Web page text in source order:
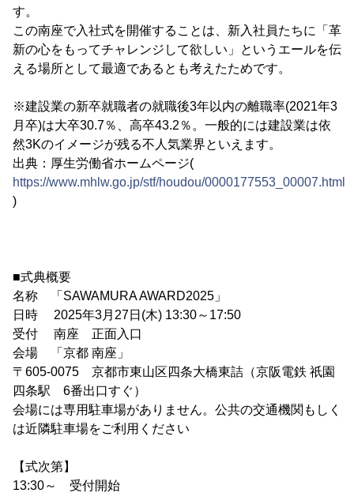
す。
この南座で入社式を開催することは、新入社員たちに「革
新の心をもってチャレンジして欲しい」というエールを伝
える場所として最適であるとも考えたためです。
※建設業の新卒就職者の就職後3年以内の離職率(2021年3
月卒)は大卒30.7％、高卒43.2％。一般的には建設業は依
然3Kのイメージが残る不人気業界といえます。
出典：厚生労働省ホームページ(
https://www.mhlw.go.jp/stf/houdou/0000177553_00007.html
)
■式典概要
名称 「SAWAMURA AWARD2025」
日時 2025年3月27日(木) 13:30～17:50
受付 南座 正面入口
会場 「京都 南座」
〒605-0075 京都市東山区四条大橋東詰（京阪電鉄 祇園
四条駅 6番出口すぐ）
会場には専用駐車場がありません。公共の交通機関もしく
は近隣駐車場をご利用ください
【式次第】
13:30～ 受付開始